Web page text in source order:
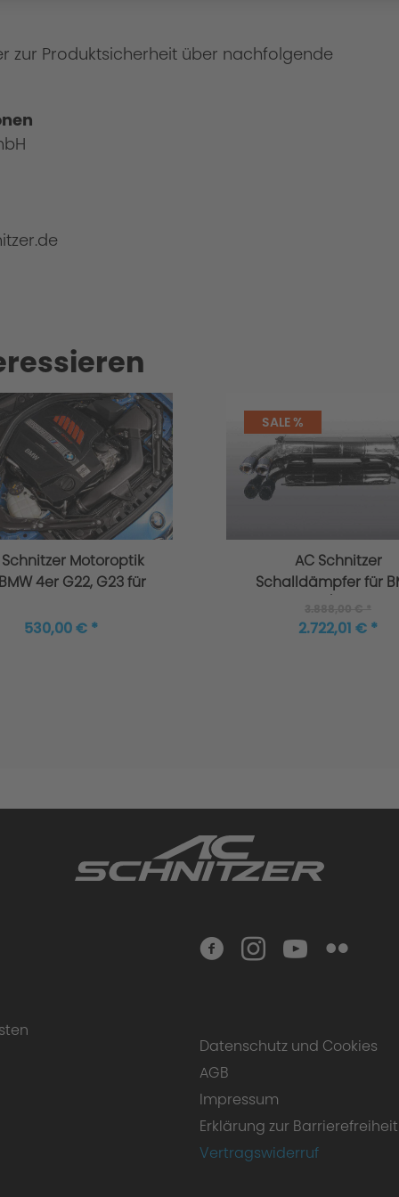
zur Produktsicherheit über nachfolgende
Motoroptik
4er G22, G23 für
530,00 € *
SALE %
AC Schnitzer
Schalldämpfer für
xDrive
2.722,01 € *
Datenschutz und Cookies
AGB
Impressum
Erklärung zur Barrierefreiheit
Vertragswiderruf